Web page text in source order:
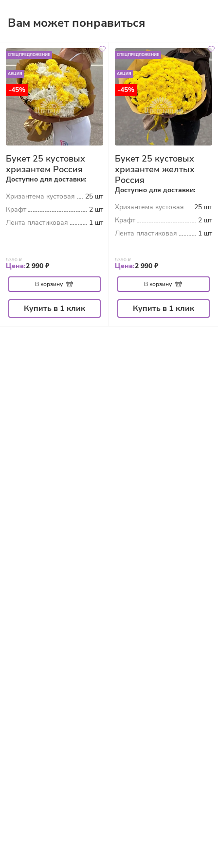
Вам может понравиться
-45%
СПЕЦПРЕДЛОЖЕНИЕ
АКЦИЯ
Букет 25 кустовых
хризантем Россия
Доступно для доставки:
Хризантема кустовая
25 шт
Крафт
2 шт
Лента пластиковая
1 шт
5390 ₽
Цена:2 990 ₽
В корзину
Купить в 1 клик
-45%
СПЕЦПРЕДЛОЖЕНИЕ
АКЦИЯ
Букет 25 кустовых
хризантем желтых
Россия
Доступно для доставки:
Хризантема кустовая
25 шт
Крафт
2 шт
Лента пластиковая
1 шт
5390 ₽
Цена:2 990 ₽
В корзину
Купить в 1 клик